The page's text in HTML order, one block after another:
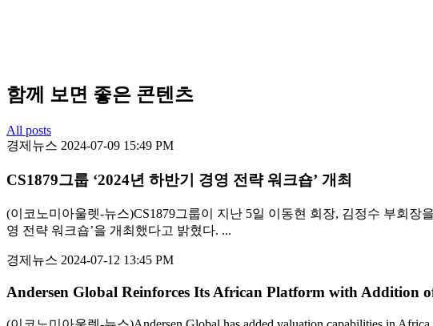
함께 보면 좋은 콘텐츠
All posts
경제뉴스 2024-07-09 15:49 PM
CS1879그룹 ‘2024년 하반기 경영 전략 워크숍’ 개최
(이코노미아울렛-뉴스)CS1879그룹이 지난 5일 이동현 회장, 김정수 부회장
영 전략 워크숍’을 개최했다고 밝혔다. ...
경제뉴스 2024-07-12 13:45 PM
Andersen Global Reinforces Its African Platform with Addition